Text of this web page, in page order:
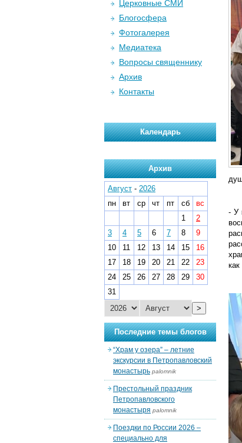
- У
Церковные СМИ
Блогосфера
Фотогалерея
Медиатека
Вопросы священнику
Архив
Контакты
Календарь
Архив
Август - 2026
пн
вт ср чт пт сб
вс
1
2
3
4 5 6 7 8
9
10
11 12 13 14 15
16
17
18 19 20 21 22
23
24
25 26 27 28 29
30
31
>
Последние темы блогов
“Храм у озера” – летние
экскурсии в Петропавловский
монастырь palomnik
Престольный праздник
Петропавловского
монастыря palomnik
Поездки по России 2026 –
специально для